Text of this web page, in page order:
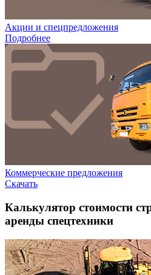
Акции и спецпредложения
Подробнее
Коммерческие предложения
Скачать
Калькулятор стоимости
аренды спецтехники